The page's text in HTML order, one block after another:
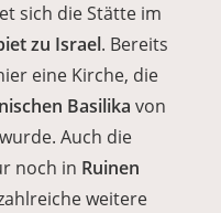
sich die Stätte im
zu Israel. Bereits
eine Kirche, die
Basilika von
Auch die
noch in Ruinen
weitere